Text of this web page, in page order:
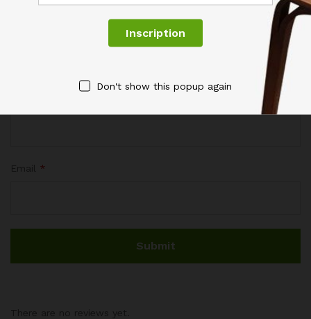
*
Don't show this popup again